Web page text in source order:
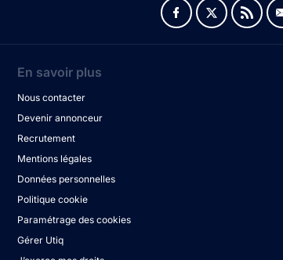
En savoir plus
Nous contacter
Devenir annonceur
Recrutement
Mentions légales
Données personnelles
Politique cookie
Paramétrage des cookies
Gérer Utiq